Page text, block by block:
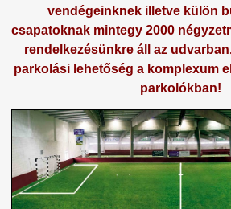
vendégeinknek illetve külön
csapatoknak mintegy 2000
rendelkezésünkre áll az
parkolási lehetőség a komplexum
parkolókban!